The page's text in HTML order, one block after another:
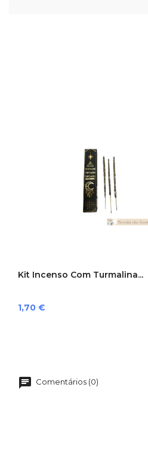
Kit Incenso Com Turmalina...
Preço
1,70 €
Comentários (0)